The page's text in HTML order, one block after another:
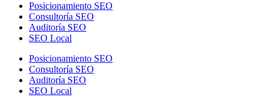
Posicionamiento SEO
Consultoría SEO
Auditoría SEO
SEO Local
Posicionamiento SEO
Consultoría SEO
Auditoría SEO
SEO Local